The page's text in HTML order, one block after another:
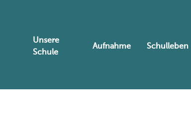
Unsere
Schule
Aufnahme Schulleben